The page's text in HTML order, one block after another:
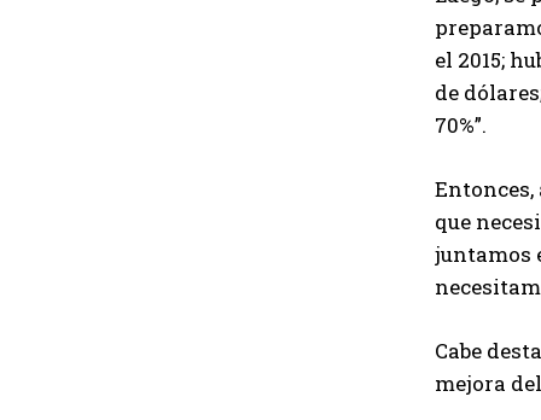
el 2015;
de
70%”.
que
juntamos
Cabe
mejora